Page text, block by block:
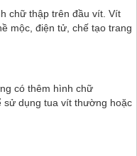
chữ thập trên đầu vít. Vít
mộc, điện tử, chế tạo trang
có thêm hình chữ
sử dụng tua vít thường hoặc